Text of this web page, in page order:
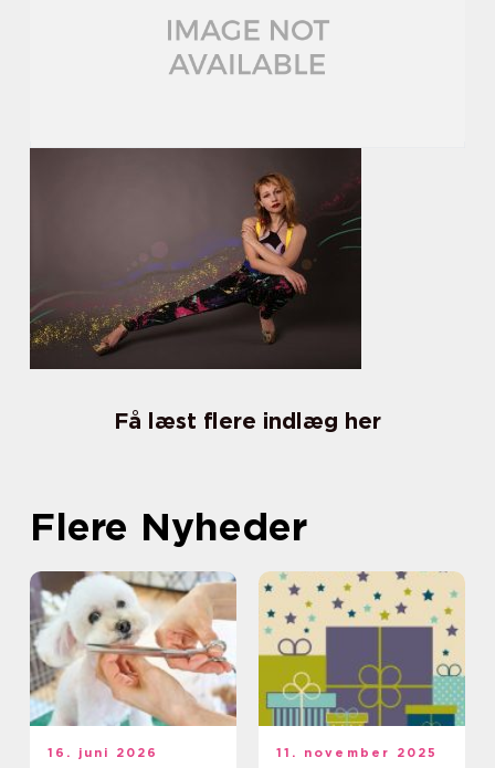
Få læst flere indlæg her
Flere Nyheder
16. juni 2026 11. november 2025